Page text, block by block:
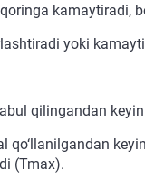
kamaytiradi,
yoki
qilingandan
qo‘llanilgandan
(Tmax).